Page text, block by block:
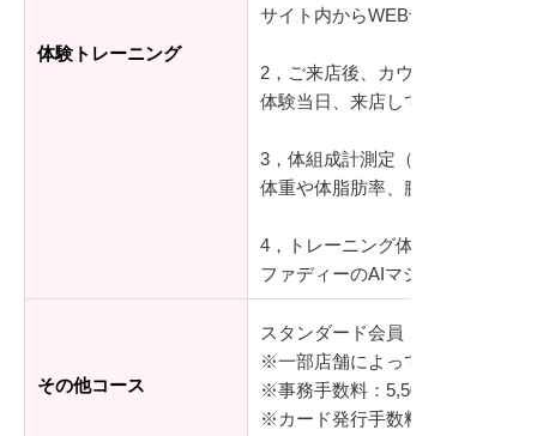
体験トレーニング
サイト内からWEB予約、もしく
2，ご来店後、カウンセリング（
体験当日、来店していただきロ
3，体組成計測定（10分）
体重や体脂肪率、腕や足の部位
4，トレーニング体験（15分）
ファディーのAIマシンを使って
その他コース
スタンダード会員：8,778円～(通
※一部店舗によって料金が異なり
※事務手数料：5,500円(税込)
※カード発行手数料：3,300円(税